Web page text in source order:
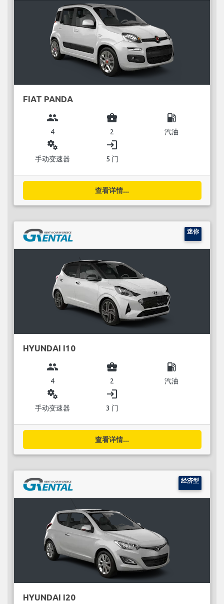
FIAT PANDA
group
4
business_center
2
local_gas_station
汽油
miscellaneous_services
手动变速器
login
5 门
查看详情...
迷你
HYUNDAI I10
group
4
business_center
2
local_gas_station
汽油
miscellaneous_services
手动变速器
login
3 门
查看详情...
经济型
HYUNDAI I20